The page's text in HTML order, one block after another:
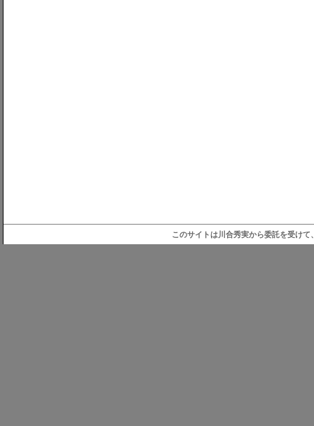
このサイトは川合秀実から委託を受け